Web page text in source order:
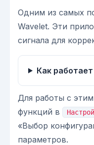
Одним из самых
Wavelet. Эти
сигнала для
Как
Для работы с
функций в
«Выбор
параметров.